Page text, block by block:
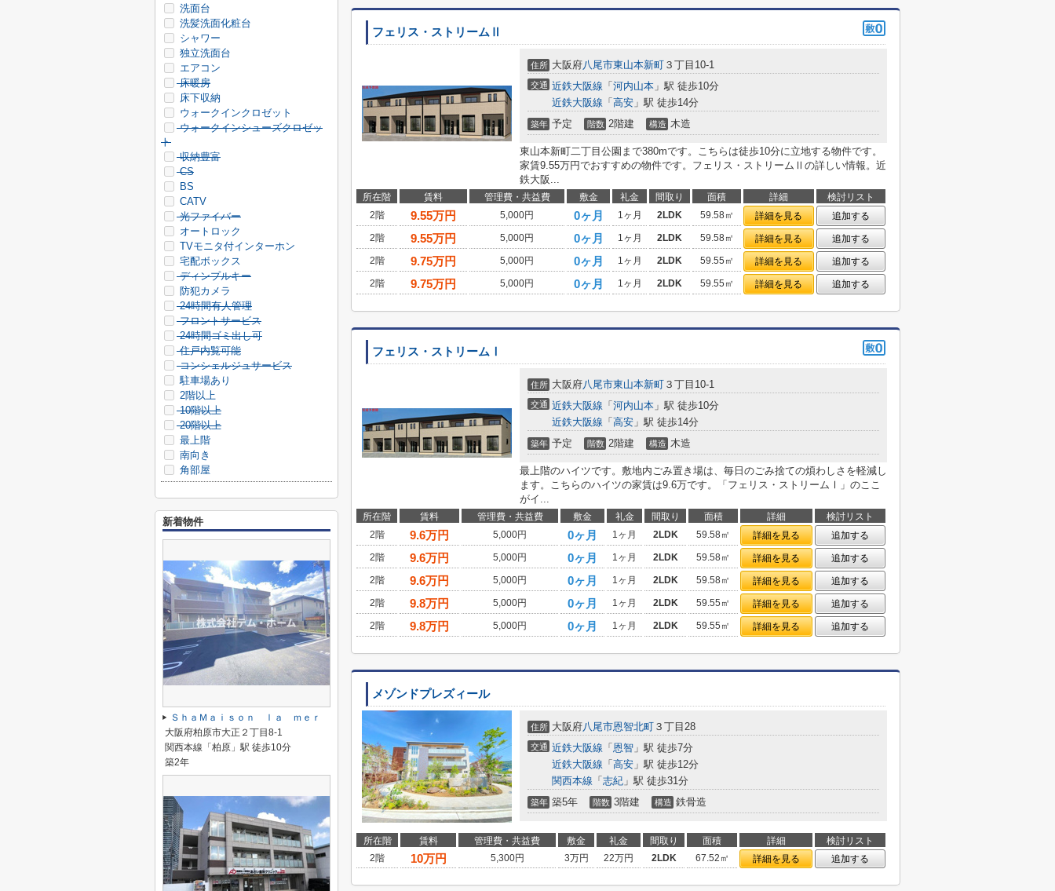
フェリス・ストリームⅡ
住所 大阪府八尾市東山本新町 ３丁目10-1
交通 近鉄大阪線 「 河内山本 」駅 徒歩10分
近鉄大阪線 「 高安 」駅 徒歩14分
築年 予定 階数 2階建 構造 木造
東山本新町二丁目公園まで380mです。こちらは徒歩10分に立地する物件です。
家賃9.55万円でおすすめの物件です。フェリス・ストリームⅡの詳しい情報。近
鉄大阪...
所在階 賃料 管理費・共益費 敷金 礼金 間取り 面積 詳細
検討リスト
2階
9.55万円 5,000円 0ヶ月 1ヶ月 2LDK 59.58㎡ 詳細を見る
追加する
2階
9.55万円 5,000円 0ヶ月 1ヶ月 2LDK 59.58㎡ 詳細を見る
追加する
2階
9.75万円 5,000円 0ヶ月 1ヶ月 2LDK 59.55㎡ 詳細を見る
追加する
2階
9.75万円 5,000円 0ヶ月 1ヶ月 2LDK 59.55㎡ 詳細を見る 追加する
フェリス・ストリームⅠ
住所 大阪府八尾市東山本新町 ３丁目10-1
交通 近鉄大阪線 「 河内山本 」駅 徒歩10分
近鉄大阪線 「 高安 」駅 徒歩14分
築年 予定 階数 2階建 構造 木造
最上階のハイツです。敷地内ごみ置き場は、毎日のごみ捨ての煩わしさを軽減し
ます。こちらのハイツの家賃は9.6万です。「フェリス・ストリームⅠ」のここ
がイ...
所在階 賃料 管理費・共益費 敷金 礼金 間取り 面積 詳細
検討リスト
2階
9.6万円 5,000円 0ヶ月 1ヶ月 2LDK 59.58㎡ 詳細を見る
追加する
2階
9.6万円 5,000円 0ヶ月 1ヶ月 2LDK 59.58㎡ 詳細を見る
追加する
2階
9.6万円 5,000円 0ヶ月 1ヶ月 2LDK 59.58㎡ 詳細を見る
追加する
2階
9.8万円 5,000円 0ヶ月 1ヶ月 2LDK 59.55㎡ 詳細を見る
追加する
2階
9.8万円 5,000円 0ヶ月 1ヶ月 2LDK 59.55㎡ 詳細を見る 追加する
メゾンドプレズィール
住所 大阪府八尾市恩智北町 ３丁目28
交通 近鉄大阪線 「 恩智 」駅 徒歩7分
近鉄大阪線 「 高安 」駅 徒歩12分
関西本線 「 志紀 」駅 徒歩31分
築年 築5年 階数 3階建 構造 鉄骨造
所在階 賃料 管理費・共益費 敷金 礼金 間取り 面積 詳細
検討リスト
2階
10万円 5,300円 3万円 22万円 2LDK 67.52㎡ 詳細を見る 追加する
洗面台
洗髪洗面化粧台
シャワー
独立洗面台
エアコン
床暖房
床下収納
ウォークインクロゼット
ウォークインシューズクロゼッ
ト
収納豊富
CS
BS
CATV
光ファイバー
オートロック
TVモニタ付インターホン
宅配ボックス
ディンプルキー
防犯カメラ
24時間有人管理
フロントサービス
24時間ゴミ出し可
住戸内覧可能
コンシェルジュサービス
駐車場あり
2階以上
10階以上
20階以上
最上階
南向き
角部屋
新着物件
ＳｈａＭａｉｓｏｎ ｌａ ｍｅｒ
大阪府柏原市大正２丁目8-1
関西本線「柏原」駅 徒歩10分
築2年